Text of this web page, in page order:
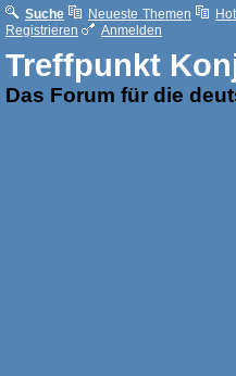
Suche Neueste Themen
Registrieren
Anmelden
Treffpunkt
Das Forum für die